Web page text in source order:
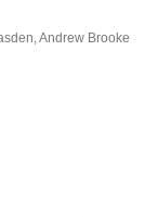
,Andrew Brooke